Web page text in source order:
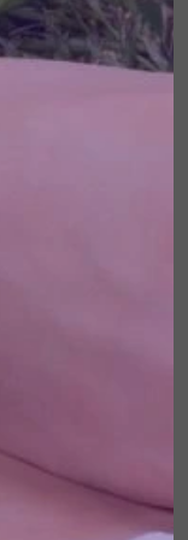
sterke
Verder winkelen